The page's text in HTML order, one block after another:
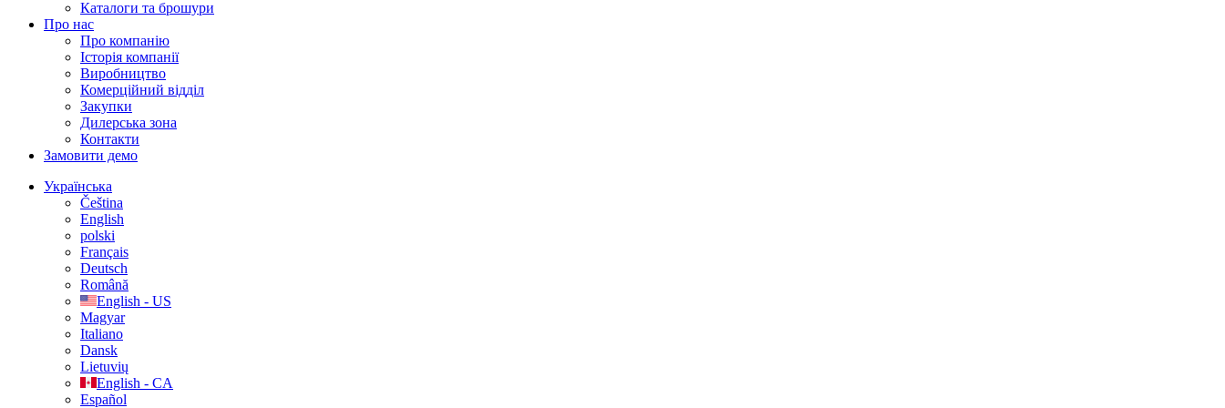
Каталоги та брошури
Про нас
Про компанію
Історія компанії
Виробництво
Комерційний відділ
Закупки
Дилерська зона
Контакти
Замовити демо
Українська
Čeština
English
polski
Français
Deutsch
Română
English - US
Magyar
Italiano
Dansk
Lietuvių
English - CA
Español